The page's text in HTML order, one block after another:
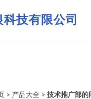
技有限公司
> 产品大全 > 技术推广部